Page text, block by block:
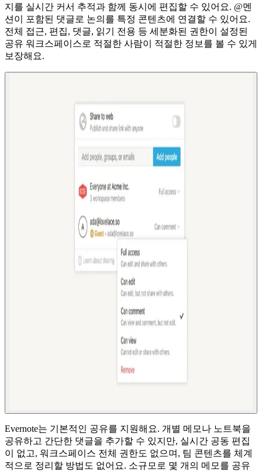
지를 실시간 커서 추적과 함께 동시에 편집할 수 있어요. @멘
션이 포함된 댓글로 논의를 특정 콘텐츠에 연결할 수 있어요.
전체 접근, 편집, 댓글, 읽기 전용 등 세분화된 권한이 설정된
공유 워크스페이스로 적절한 사람이 적절한 정보를 볼 수 있게
보장해요.
Evernote는 기본적인 공유를 지원해요. 개별 메모나 노트북을
공유하고 간단한 댓글을 추가할 수 있지만, 실시간 공동 편집
이 없고, 워크스페이스 전체 권한도 없으며, 팀 콘텐츠를 체계
적으로 정리할 방법도 없어요. 소규모로 몇 개의 메모를 공유